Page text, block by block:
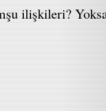
ilişkileri?